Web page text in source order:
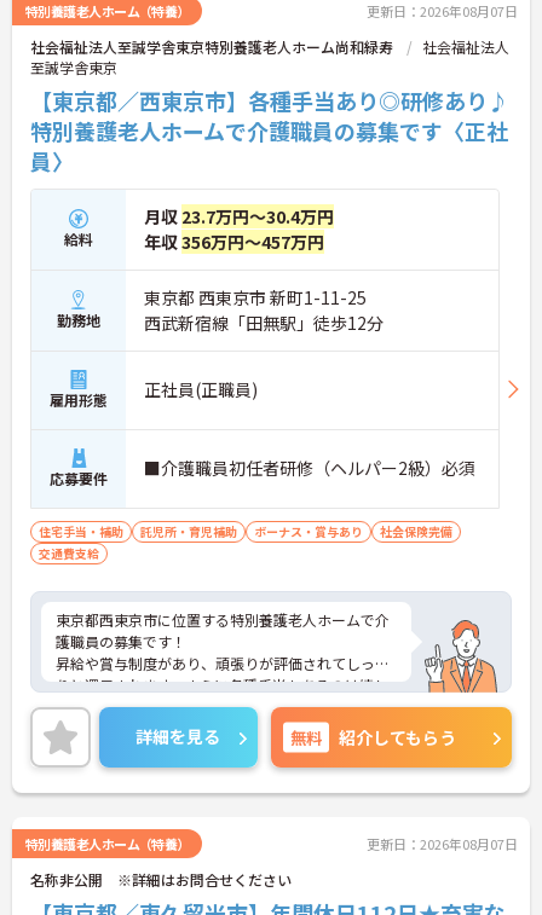
特別養護老人ホーム（特養） 更新日：2026年08月07日
社会福祉法人至誠学舎東京特別養護老人ホーム尚和緑寿
社会福祉法人
至誠学舎東京
【東京都／西東京市】各種手当あり◎研修あり♪
特別養護老人ホームで介護職員の募集です〈正社
員〉
給料
月収 23.7万円～30.4万円
年収356万円～457万円
勤務地
東京都 西東京市 新町1-11-25
西武新宿線「田無駅」徒歩12分
雇用形態 正社員(正職員)
応募要件 ■介護職員初任者研修（ヘルパー2級）必須
住宅手当・補助 託児所・育児補助 ボーナス・賞与あり
社会保険完備
交通費支給
東京都西東京市に位置する特別養護老人ホームで介
護職員の募集です！
昇給や賞与制度があり、頑張りが評価されてしっか
りと還元されます。さらに各種手当もあるのは嬉し
いポイントです◎残業ほぼなしのため仕事と私生活
の調和がとりやすい環境となっております！丁寧な
研修とフォロー体制で、ご自身のスキルアップもで
きます！
こちらの求人にご興味がございましたら面接のポイ
ます。
詳細を見る 無料 紹介してもらう
特別養護老人ホーム（特養） 更新日：2026年08月07日
名称非公開 ※詳細はお問合せください